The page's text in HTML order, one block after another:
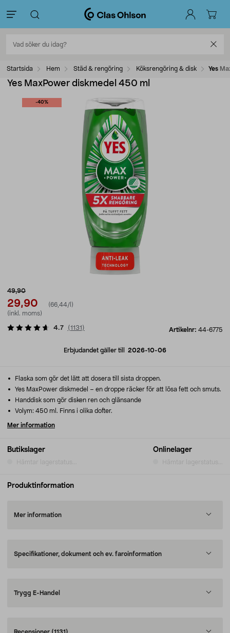
Startsida Hem Städ & rengöring Köksrengöring & disk Yes
Yes MaxPower diskmedel 450 ml
-40%
49,90
29,90
(66,44/l)
(inkl. moms)
Artikelnr: 44-6775
4.7 (1131 )
Erbjudandet gäller till 2026-10-06
Butikslager
Hämtar lagerstatus...
Onlinelager
Hämtar lagerstatus...
Flaska som gör det lätt att dosera till sista droppen.
Yes MaxPower diskmedel – en droppe räcker för att lösa fett och smuts.
Handdisk som gör disken ren och glänsande
Volym: 450 ml. Finns i olika dofter.
Mer information
Produktinformation
Mer information
Specifikationer, dokument och ev. faroinformation
Trygg E-Handel